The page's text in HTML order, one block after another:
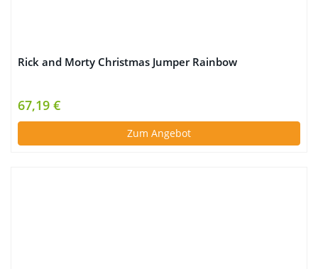
Rick and Morty Christmas Jumper Rainbow
67,19 €
Zum Angebot